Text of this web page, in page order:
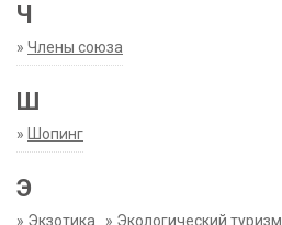
Ч
» Члены союза
Ш
» Шопинг
Э
» Экзотика » Экологический туризм